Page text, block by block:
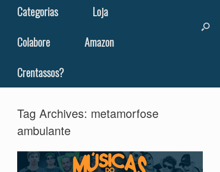
Categorias
Loja
Colabore
Amazon
Crentassos?
Tag Archives: metamorfose
ambulante